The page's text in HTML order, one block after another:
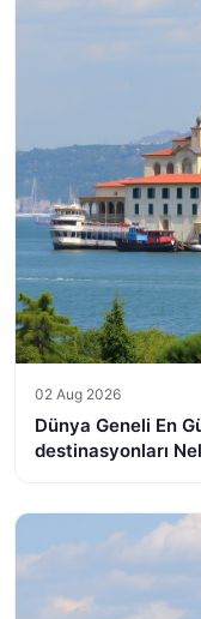
02 Aug 2026
Dünya Geneli En
destinasyonları